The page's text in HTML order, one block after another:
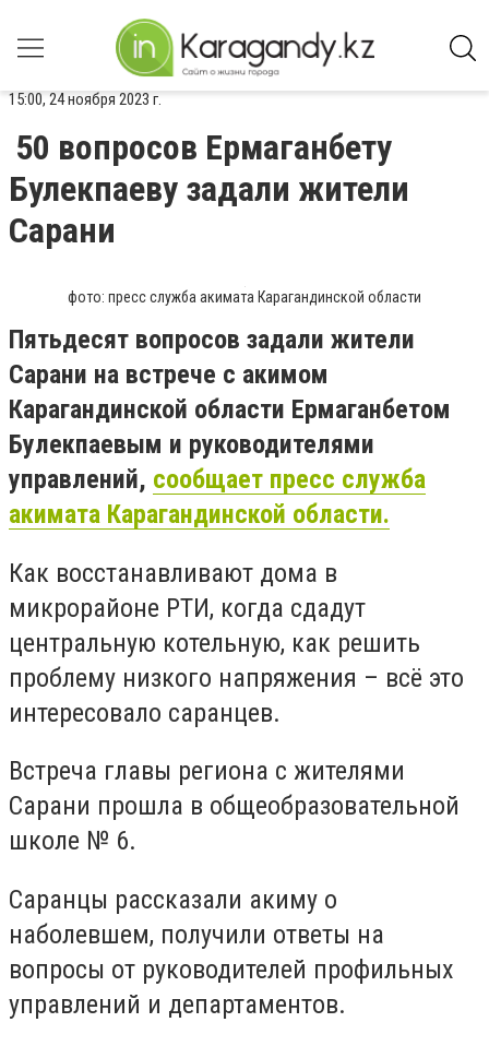
15:00, 24 ноября 2023 г.
50 вопросов Ермаганбету
Булекпаеву задали жители
Сарани
фото: пресс служба акимата Карагандинской области
Пятьдесят вопросов задали жители
Сарани на встрече с акимом
Карагандинской области Ермаганбетом
Булекпаевым и руководителями
управлений, сообщает пресс служба
акимата Карагандинской области.
Как восстанавливают дома в
микрорайоне РТИ, когда сдадут
центральную котельную, как решить
проблему низкого напряжения – всё это
интересовало саранцев.
Встреча главы региона с жителями
Сарани прошла в общеобразовательной
школе № 6.
Саранцы рассказали акиму о
наболевшем, получили ответы на
вопросы от руководителей профильных
управлений и департаментов.